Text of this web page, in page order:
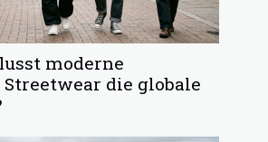
moderne
die globale